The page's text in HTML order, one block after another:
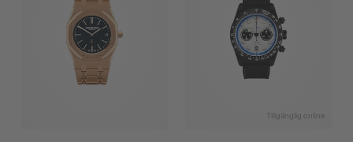
Tillgänglig online